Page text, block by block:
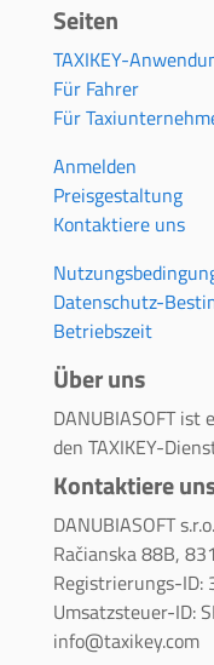
Seiten
TAXIKEY-
Für Fahrer
Für
Anmelden
Preisgestaltung
Kontaktiere uns
Datenschutz-
Betriebszeit
Über uns
DANUBIASOFT
den TAXIKEY-
Kontaktiere
DANUBIASOFT s.r.o.
Račianska 88B,
Registrierungs-ID:
Umsatzsteuer-ID:
info@taxikey.com